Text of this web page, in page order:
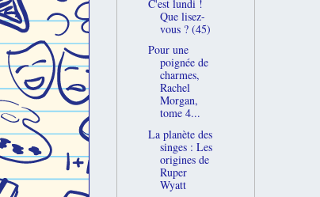
C'est lundi !
Que lisez-
vous ? (45)
Pour une
poignée de
charmes,
Rachel
Morgan,
tome 4...
La planète des
singes : Les
origines de
Ruper
Wyatt